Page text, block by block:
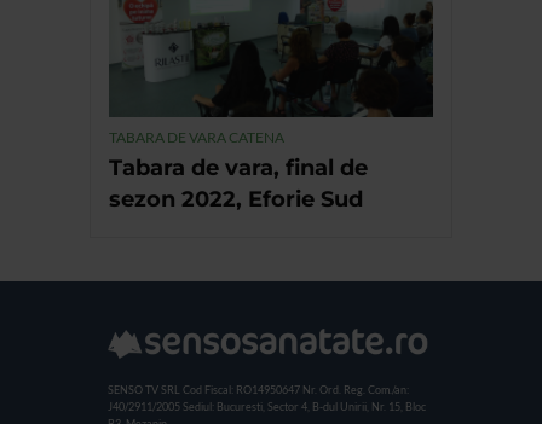
TABARA DE VARA CATENA
Tabara de vara, final de
sezon 2022, Eforie Sud
SENSO TV SRL Cod Fiscal: RO14950647 Nr. Ord. Reg. Com./an:
J40/2911/2005 Sediul: Bucuresti, Sector 4, B-dul Unirii, Nr. 15, Bloc